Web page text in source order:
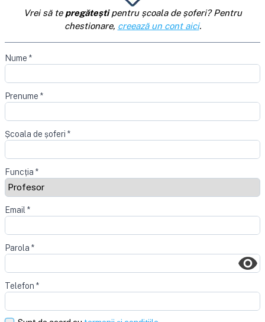
Vrei să te pregăteștipentru școala de șoferi? Pentru
chestionare, creează un cont aici.
Nume *
Prenume *
Școala de șoferi *
Funcția *
Email *
Parola *
Telefon *